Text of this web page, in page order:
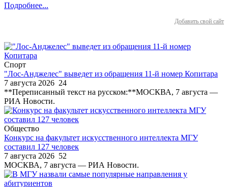
Подробнее...
Добавить свой сайт
Спорт
"Лос-Анджелес" выведет из обращения 11-й номер Копитара
7 августа 2026 24
**Переписанный текст на русском:**МОСКВА, 7 августа —
РИА Новости.
Общество
Конкурс на факультет искусственного интеллекта МГУ
составил 127 человек
7 августа 2026 52
МОСКВА, 7 августа — РИА Новости.